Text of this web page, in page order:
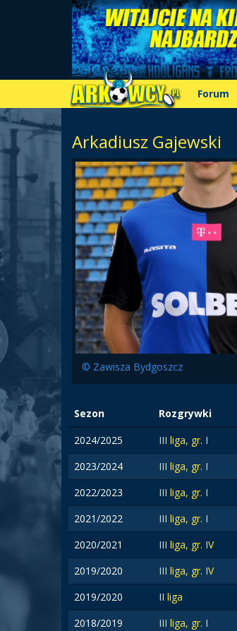
Forum
Arkadiusz Gajewski
© Zawisza Bydgoszcz
Sezon Rozgrywki
2024/2025
III liga, gr. I
2023/2024
III liga, gr. I
2022/2023
III liga, gr. I
2021/2022
III liga, gr. I
2020/2021
III liga, gr. IV
2019/2020
III liga, gr. IV
2019/2020
II liga
2018/2019
III liga, gr. I